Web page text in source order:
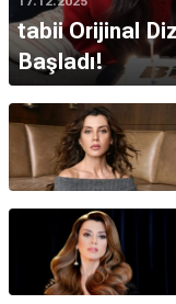
tabii Orijinal
Başladı!